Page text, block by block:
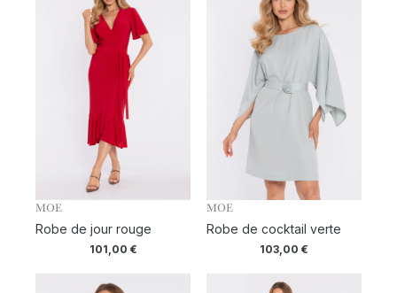
MOE
Robe de jour rouge
101,00 €
MOE
Robe de cocktail verte
103,00 €